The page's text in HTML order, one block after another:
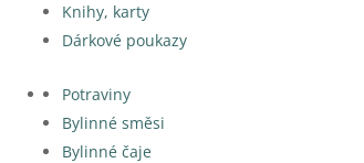
Knihy, karty
Dárkové poukazy
Potraviny
Bylinné směsi
Bylinné čaje